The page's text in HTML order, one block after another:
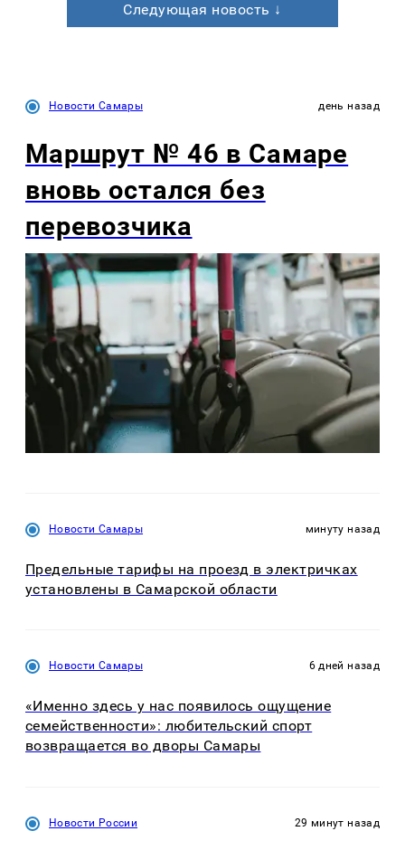
Следующая новость ↓
Новости Самары день назад
Маршрут № 46 в Самаре
вновь остался без
перевозчика
Новости Самары минуту назад
Предельные тарифы на проезд в электричках
установлены в Самарской области
Новости Самары 6 дней назад
«Именно здесь у нас появилось ощущение
семейственности»: любительский спорт
возвращается во дворы Самары
Новости России 29 минут назад